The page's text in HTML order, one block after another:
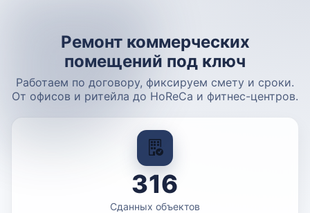
Ремонт коммерческих
помещений под ключ
Работаем по договору, фиксируем смету и сроки.
От офисов и ритейла до HoReCa и фитнес-центров.
316
Сданных объектов